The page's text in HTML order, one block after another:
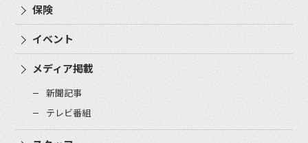
保険
イベント
メディア掲載
新聞記事
テレビ番組